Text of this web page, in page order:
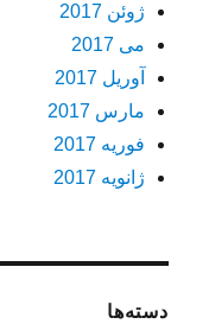
ژوئن 2017
می 2017
آوریل 2017
مارس 2017
فوریه 2017
ژانویه 2017
دسته‌ها